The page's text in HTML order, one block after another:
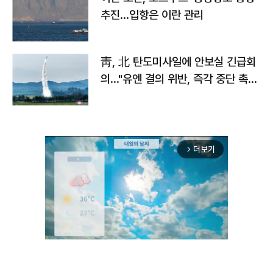
추진…입항은 이란 관리
靑, 北 탄도미사일에 안보실 긴급회
의…"유엔 결의 위반, 즉각 중단 촉
arrow_forward_ios 더보기